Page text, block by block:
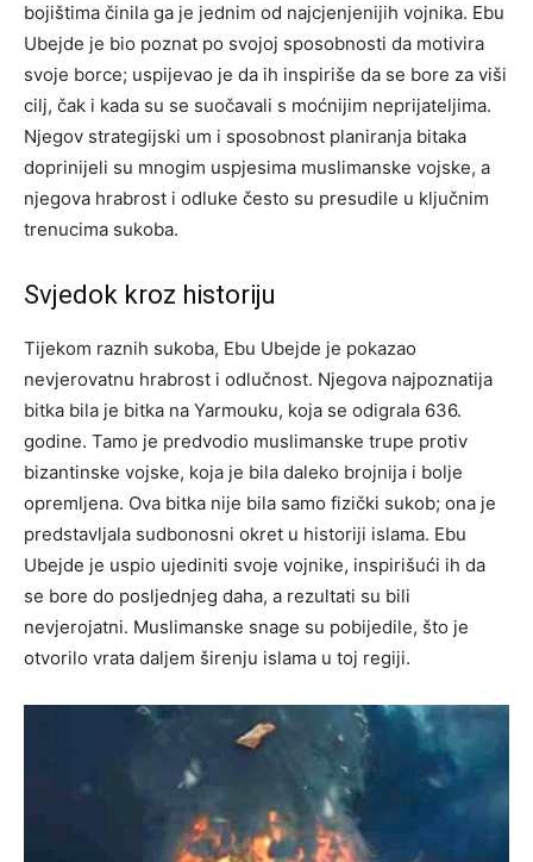
bojištima činila ga je jednim od najcjenjenijih vojnika. Ebu
Ubejde je bio poznat po svojoj sposobnosti da motivira
svoje borce; uspijevao je da ih inspiriše da se bore za viši
cilj, čak i kada su se suočavali s moćnijim neprijateljima.
Njegov strategijski um i sposobnost planiranja bitaka
doprinijeli su mnogim uspjesima muslimanske vojske, a
njegova hrabrost i odluke često su presudile u ključnim
trenucima sukoba.
Svjedok kroz historiju
Tijekom raznih sukoba, Ebu Ubejde je pokazao
nevjerovatnu hrabrost i odlučnost. Njegova najpoznatija
bitka bila je bitka na Yarmouku, koja se odigrala 636.
godine. Tamo je predvodio muslimanske trupe protiv
bizantinske vojske, koja je bila daleko brojnija i bolje
opremljena. Ova bitka nije bila samo fizički sukob; ona je
predstavljala sudbonosni okret u historiji islama. Ebu
Ubejde je uspio ujediniti svoje vojnike, inspirišući ih da
se bore do posljednjeg daha, a rezultati su bili
nevjerojatni. Muslimanske snage su pobijedile, što je
otvorilo vrata daljem širenju islama u toj regiji.